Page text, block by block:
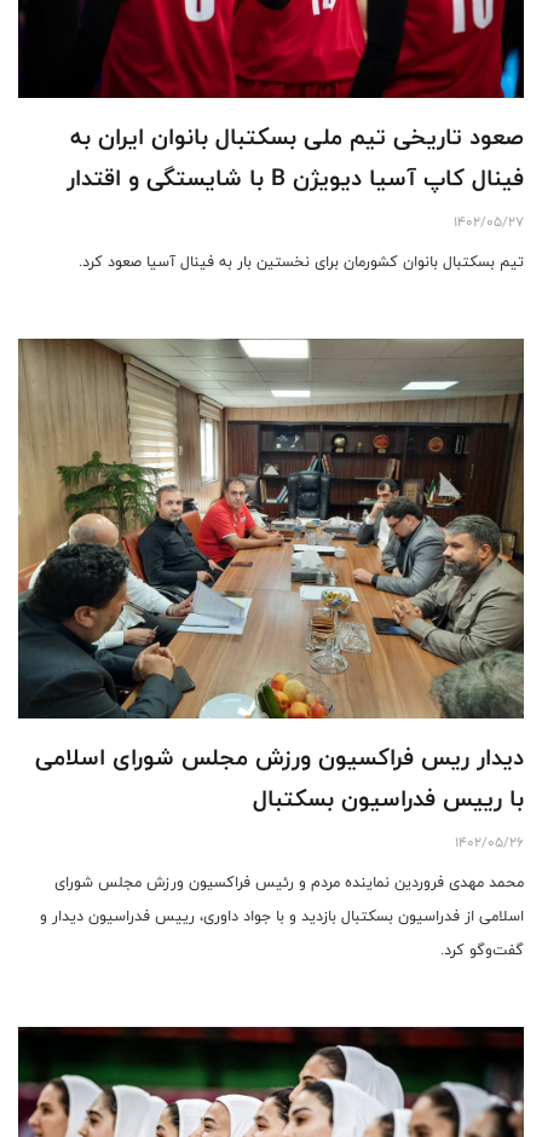
صعود تاریخی تیم ملی بسکتبال بانوان ایران به
فینال کاپ آسیا دیویژن B با شایستگی و اقتدار
1402/05/27
تیم بسکتبال بانوان کشورمان برای نخستین بار به فینال آسیا صعود کرد.
دیدار ریس فراکسیون ورزش مجلس شورای اسلامی
با رییس فدراسیون بسکتبال
1402/05/26
محمد مهدی فروردین نماینده مردم و رئیس فراکسیون ورزش مجلس شورای
اسلامی از فدراسیون بسکتبال بازدید و با جواد داوری، رییس فدراسیون دیدار و
گفت‌وگو کرد.